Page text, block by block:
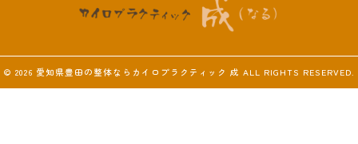
© 2026 愛知県豊田の整体ならカイロプラクティック 成 ALL RIGHTS RESERVED.